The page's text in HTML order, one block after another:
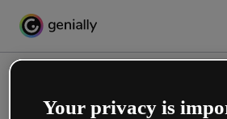
Your privacy is